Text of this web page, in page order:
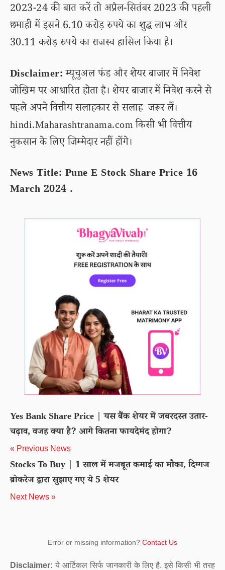
2023-24 की बात करें तो अप्रैल-सितंबर 2023 की पहली
छमाही में इसने 6.10 करोड़ रुपये का शुद्ध लाभ और
30.11 करोड़ रुपये का राजस्व हासिल किया है।
Disclaimer:म्यूचुअल फंड और शेयर बाजार में निवेश
जोखिम पर आधारित होता है। शेयर बाजार में निवेश करने से
पहले अपने वित्तीय सलाहकार से सलाह जरूर लें।
hindi.Maharashtranama.com किसी भी वित्तीय
नुकसान के लिए जिम्मेदार नहीं होंगे।
News Title: Pune E Stock Share Price 16
March 2024 .
Yes Bank Share Price | यस बैंक शेयर में जबरदस्त उतार-
चढ़ाव, वजह क्या है? आगे कितना फायदेमंद होगा?
« Previous News
Stocks To Buy | 1 साल में मजबूत कमाई का मौका, दिग्गज
ब्रोकरेज द्वारा सुझाए गए ये 5 शेयर
Next News »
Error or missing information? Contact Us
Disclaimer: ये आर्टिकल सिर्फ जानकारी के लिए है. इसे किसी भी तरह